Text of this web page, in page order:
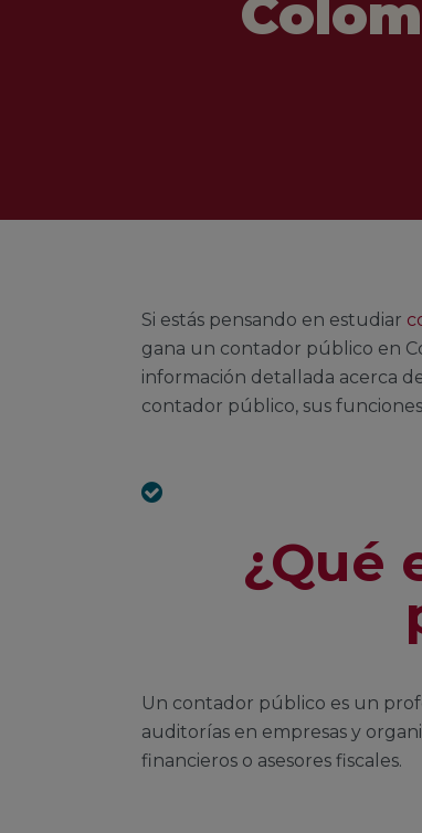
Si estás pensando en estudiar
gana un contador público en
información detallada acerca
contador público, sus
¿Qué
Un contador público es un
auditorías en empresas y
financieros o asesores fiscales.